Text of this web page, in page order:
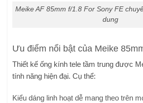
Meike AF 85mm f/1.8 For Sony FE
dung
Ưu điểm nổi bật của Meike
Thiết kế ống kính tele tầm trung được
tính năng hiện đại. Cụ thể:
Kiểu dáng linh hoạt dễ mang theo trên